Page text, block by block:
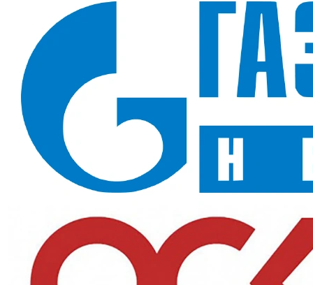
Защита от масел, бензина и воды
Перчатки антипорез из HPPE-нити со стекловолокном,
нитрил Gward (No-Cut FC5C)
— синие порезостойкие перчатки
Gward No-Cut из HPPE-нити со стекловолокном и нитриловым
покрытием. Стекловолокно усиливает защиту от порезов, а
нитрил добавляет маслостойкость.
Назначение и сферы применения
Подойдут для работ с острым металлом и стеклом в условиях
контакта с маслом, где нужны порезостойкость и маслобарьер.
Ключевые преимущества
острыми кромками
Нитриловое покрытие: добавляет маслостойкость и цепкий
хват
Защита от воды:
покрытие не пропускает влагу